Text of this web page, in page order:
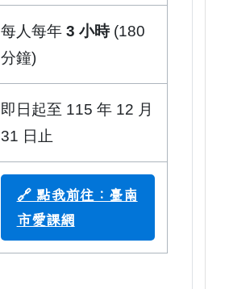
每人每年 3 小時(180
分鐘)
即日起至 115 年 12 月
31 日止
🔗 點我前往：臺南
市愛課網